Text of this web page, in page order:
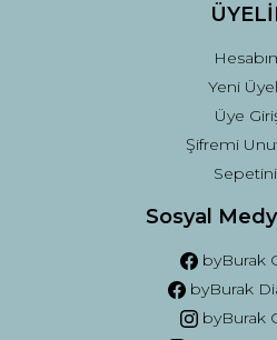
Yeni
Üye
Şifremi
Sosyal
byBurak
byBurak
byBurak